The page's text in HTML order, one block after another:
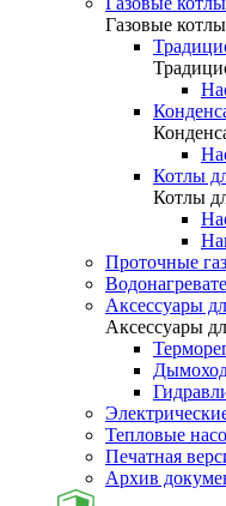
Газовые котлы
Котлы
Котлы
Проточные
Аксессуары
Аксессуары
Тепловые
Печатная
Архив